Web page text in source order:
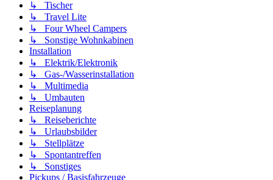
↳ Tischer
↳ Travel Lite
↳ Four Wheel Campers
↳ Sonstige Wohnkabinen
Installation
↳ Elektrik/Elektronik
↳ Gas-/Wasserinstallation
↳ Multimedia
↳ Umbauten
Reiseplanung
↳ Reiseberichte
↳ Urlaubsbilder
↳ Stellplätze
↳ Spontantreffen
↳ Sonstiges
Pickups / Basisfahrzeuge